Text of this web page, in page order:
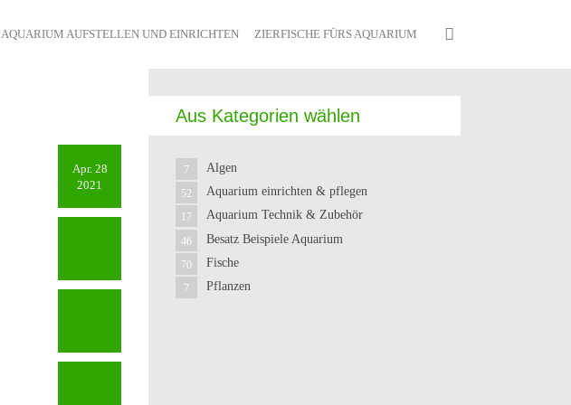
AQUARIUM AUFSTELLEN UND EINRICHTEN ZIERFISCHE FÜRS AQUARIUM
Apr. 28
2021
Aus Kategorien wählen
Algen
7
Aquarium einrichten & pflegen
52
Aquarium Technik & Zubehör
17
Besatz Beispiele Aquarium
46
Fische
70
Pflanzen
7